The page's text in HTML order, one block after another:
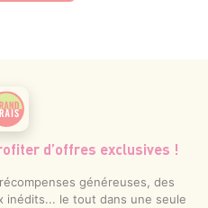
d’offres exclusives !
généreuses, des
inédits... le tout dans une seule